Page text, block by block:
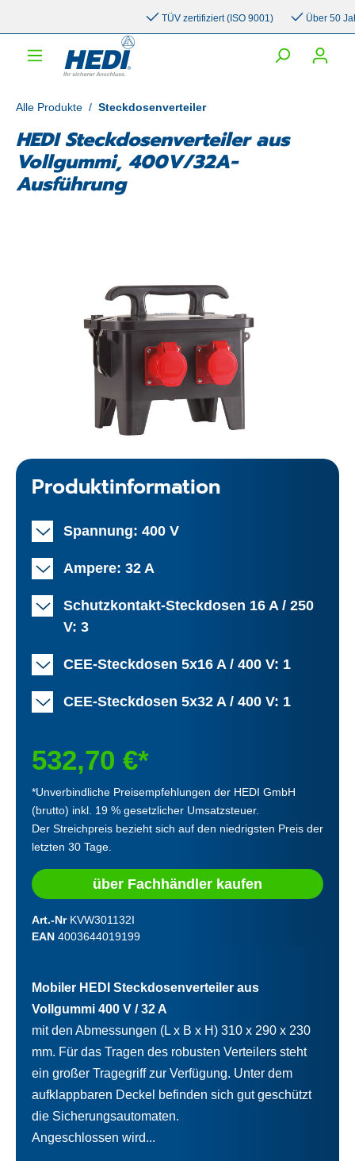
TÜV zertifiziert (ISO 9001) Über 50 Jahre
Alle Produkte / Steckdosenverteiler
HEDI Steckdosenverteiler aus
Vollgummi, 400V/32A-
Ausführung
Produktinformation
Spannung: 400 V
Ampere: 32 A
Schutzkontakt-Steckdosen 16 A / 250
V: 3
CEE-Steckdosen 5x16 A / 400 V: 1
CEE-Steckdosen 5x32 A / 400 V: 1
532,70 €*
*Unverbindliche Preisempfehlungen der HEDI GmbH
(brutto) inkl. 19 % gesetzlicher Umsatzsteuer.
Der Streichpreis bezieht sich auf den niedrigsten Preis der
letzten 30 Tage.
über Fachhändler kaufen
Art.-Nr KVW301132I
EAN 4003644019199
Mobiler HEDI Steckdosenverteiler aus
Vollgummi 400 V / 32 A
mit den Abmessungen (L x B x H) 310 x 290 x 230
mm. Für das Tragen des robusten Verteilers steht
ein großer Tragegriff zur Verfügung. Unter dem
aufklappbaren Deckel befinden sich gut geschützt
die Sicherungsautomaten.
Angeschlossen wird...